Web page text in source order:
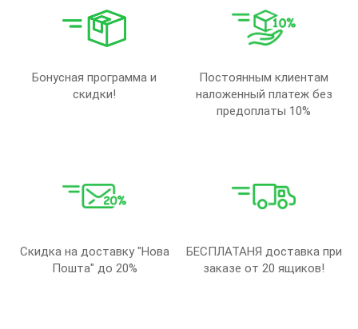
Бонусная программа и
скидки!
Постоянным клиентам
наложенный платеж без
предоплаты 10%
Скидка на доставку "Нова
Пошта" до 20%
БЕСПЛАТАНЯ доставка при
заказе от 20 ящиков!